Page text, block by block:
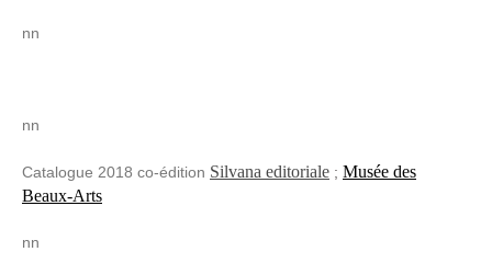
nn
nn
Catalogue 2018 co-édition Silvana editoriale ; Musée des
Beaux-Arts
nn